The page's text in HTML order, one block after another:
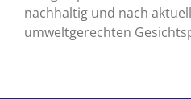
nachhaltig und nach
umweltgerechten